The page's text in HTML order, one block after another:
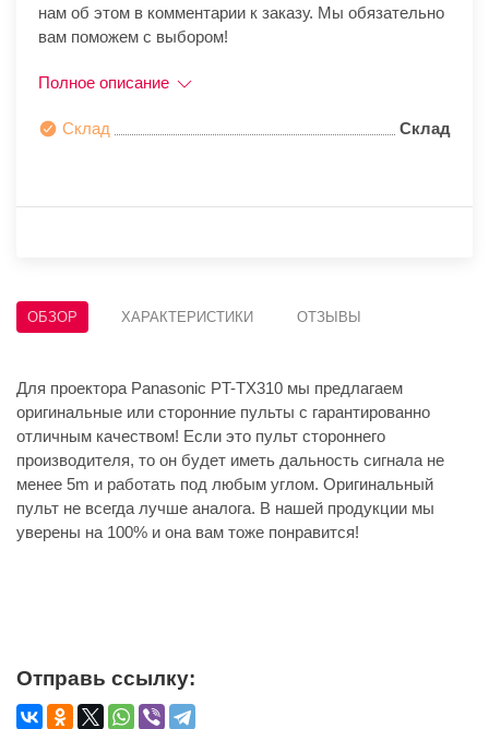
нам об этом в комментарии к заказу. Мы обязательно
вам поможем с выбором!
Полное описание
Склад Склад
ОБЗОР ХАРАКТЕРИСТИКИ ОТЗЫВЫ
Для проектора Panasonic PT-TX310 мы предлагаем
оригинальные или сторонние пульты с гарантированно
отличным качеством! Если это пульт стороннего
производителя, то он будет иметь дальность сигнала не
менее 5m и работать под любым углом. Оригинальный
пульт не всегда лучше аналога. В нашей продукции мы
уверены на 100% и она вам тоже понравится!
Отправь ссылку: